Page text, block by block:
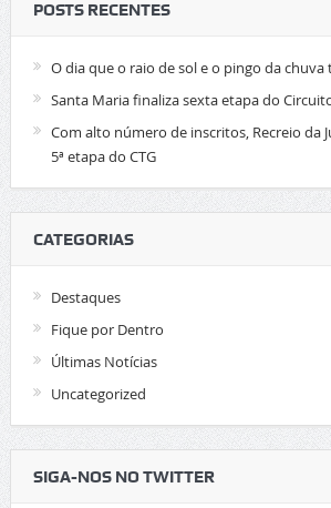
POSTS RECENTES
O dia que o raio de sol e o pingo da chuva
Santa Maria finaliza sexta etapa do
Com alto número de inscritos, Recreio da
5ª etapa do CTG
CATEGORIAS
Destaques
Fique por Dentro
Últimas Notícias
Uncategorized
SIGA-NOS NO TWITTER